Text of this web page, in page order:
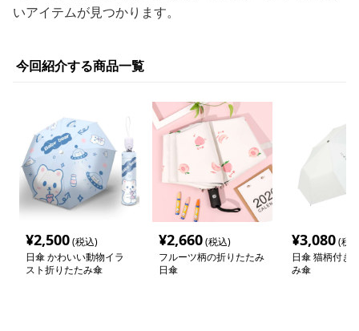
いアイテムが見つかります。
今回紹介する商品一覧
¥2,500(税込)
日傘 かわいい動物イラ
スト折りたたみ傘
¥2,660(税込)
フルーツ柄の折りたたみ
日傘
¥3,080(税
日傘 猫柄付き
み傘